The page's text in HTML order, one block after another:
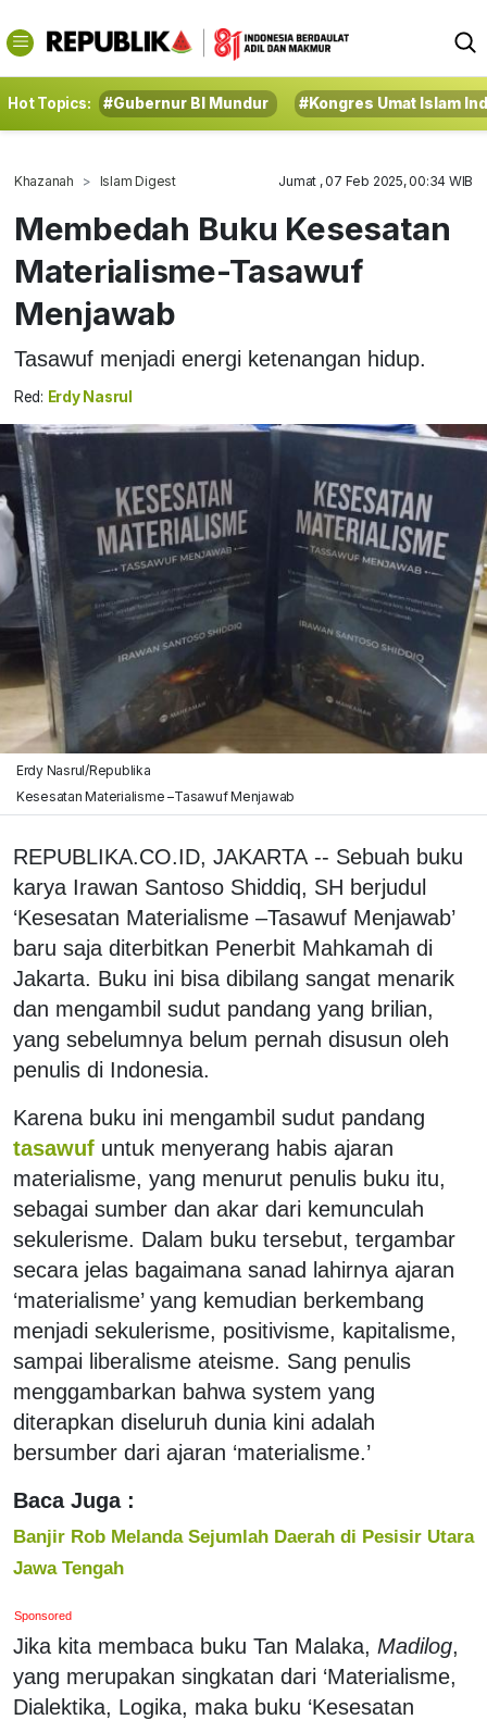
Hot Topics: #Gubernur BI Mundur #Kongres Umat Islam
Khazanah Islam Digest Jumat , 07 Feb 2025, 00:34 WIB
Membedah Buku Kesesatan
Materialisme-Tasawuf
Menjawab
Tasawuf menjadi energi ketenangan hidup.
Red: Erdy Nasrul
Erdy Nasrul/Republika
Kesesatan Materialisme –Tasawuf Menjawab
REPUBLIKA.CO.ID, JAKARTA -- Sebuah buku
karya Irawan Santoso Shiddiq, SH berjudul
‘Kesesatan Materialisme –Tasawuf Menjawab’
baru saja diterbitkan Penerbit Mahkamah di
Jakarta. Buku ini bisa dibilang sangat menarik
dan mengambil sudut pandang yang brilian,
yang sebelumnya belum pernah disusun oleh
penulis di Indonesia.
Karena buku ini mengambil sudut pandang
tasawuf untuk menyerang habis ajaran
materialisme, yang menurut penulis buku itu,
sebagai sumber dan akar dari kemunculah
sekulerisme. Dalam buku tersebut, tergambar
secara jelas bagaimana sanad lahirnya ajaran
‘materialisme’ yang kemudian berkembang
menjadi sekulerisme, positivisme, kapitalisme,
sampai liberalisme ateisme. Sang penulis
menggambarkan bahwa system yang
diterapkan diseluruh dunia kini adalah
bersumber dari ajaran ‘materialisme.’
Baca Juga :
Banjir Rob Melanda Sejumlah Daerah di Pesisir Utara
Jawa Tengah
Sponsored
Jika kita membaca buku Tan Malaka, Madilog,
yang merupakan singkatan dari ‘Materialisme,
Dialektika, Logika, maka buku ‘Kesesatan